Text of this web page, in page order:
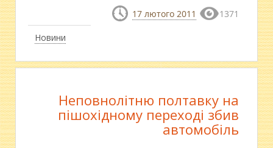
Новини
17 лютого 2011 1371
Неповнолітню полтавку на
пішохідному переході збив
автомобіль